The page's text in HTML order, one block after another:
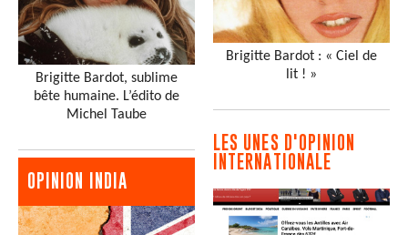
Brigitte Bardot, sublime
bête humaine. L’édito de
Michel Taube
OPINION INDIA
Brigitte Bardot : « Ciel de
lit ! »
LES UNES D'OPINION
INTERNATIONALE